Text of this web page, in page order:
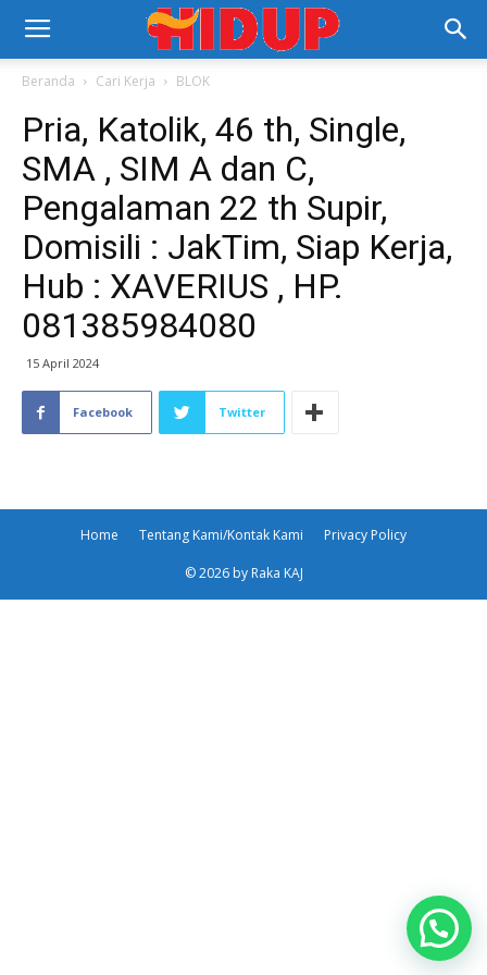
Beranda Cari Kerja BLOK
Pria, Katolik, 46 th, Single,
SMA , SIM A dan C,
Pengalaman 22 th Supir,
Domisili : JakTim, Siap Kerja,
Hub : XAVERIUS , HP.
081385984080
15 April 2024
Facebook Twitter
Home Tentang Kami/Kontak Kami Privacy Policy
© 2026 by Raka KAJ